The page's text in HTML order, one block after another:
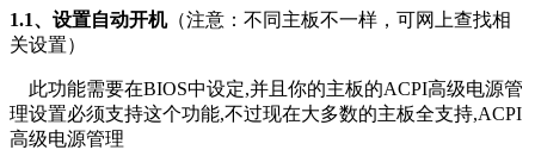
1.1、设置自动开机（注意：不同主板不一样，可网上查找相
关设置）
此功能需要在BIOS中设定,并且你的主板的ACPI高级电源管
理设置必须支持这个功能,不过现在大多数的主板全支持,ACPI
高级电源管理